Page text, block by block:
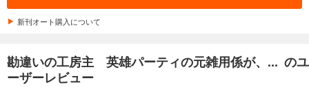
新刊オート購入について
勘違いの工房主 英雄パーティの元雑用係が、... のユ
ーザーレビュー